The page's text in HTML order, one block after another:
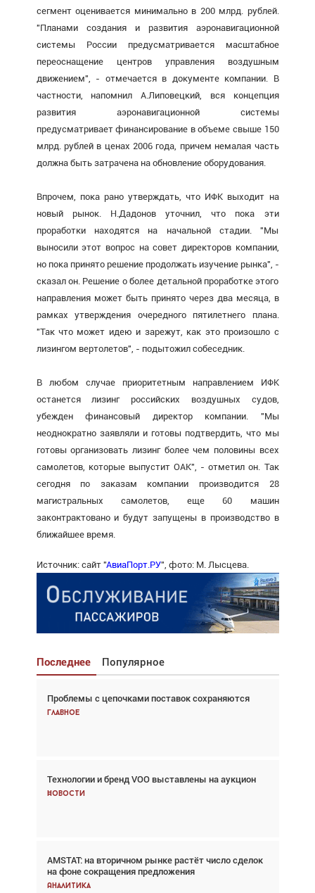
сегмент оценивается минимально в 200 млрд. рублей.
"Планами создания и развития аэронавигационной
системы России предусматривается масштабное
переоснащение центров управления воздушным
движением", - отмечается в документе компании. В
частности, напомнил А.Липовецкий, вся концепция
развития аэронавигационной системы
предусматривает финансирование в объеме свыше 150
млрд. рублей в ценах 2006 года, причем немалая часть
должна быть затрачена на обновление оборудования.
Впрочем, пока рано утверждать, что ИФК выходит на
новый рынок. Н.Дадонов уточнил, что пока эти
проработки находятся на начальной стадии. "Мы
выносили этот вопрос на совет директоров компании,
но пока принято решение продолжать изучение рынка", -
сказал он. Решение о более детальной проработке этого
направления может быть принято через два месяца, в
рамках утверждения очередного пятилетнего плана.
"Так что может идею и зарежут, как это произошло с
лизингом вертолетов", - подытожил собеседник.
В любом случае приоритетным направлением ИФК
останется лизинг российских воздушных судов,
убежден финансовый директор компании. "Мы
неоднократно заявляли и готовы подтвердить, что мы
готовы организовать лизинг более чем половины всех
самолетов, которые выпустит ОАК", - отметил он. Так
сегодня по заказам компании производится 28
магистральных самолетов, еще 60 машин
законтрактовано и будут запущены в производство в
ближайшее время.
Источник: сайт "АвиаПорт.РУ", фото: М. Лысцева.
Последнее Популярное
Проблемы с цепочками поставок сохраняются
Главное
Технологии и бренд VOO выставлены на аукцион
Новости
AMSTAT: на вторичном рынке растёт число сделок
на фоне сокращения предложения
Аналитика
Взгляд с высоты: тандем вертолётов и БПЛА в
спасательных операциях
Авиационный фотограф Дэйв Кох: «Фотография
говорит сама за себя... а ИИ всё портит»
Проблемы с цепочками поставок сохраняются
Аналитика